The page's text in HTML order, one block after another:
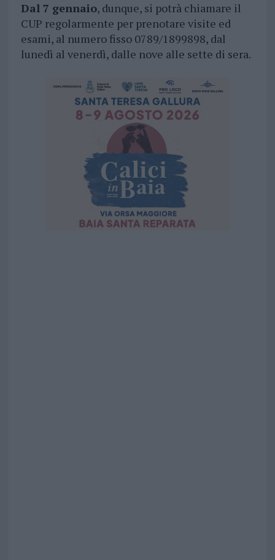
Dal 7 gennaio, dunque, si potrà chiamare il
CUP regolarmente per prenotare visite ed
esami, al numero fisso 0789/1899898, dal
lunedì al venerdì, dalle nove alle sette di sera.